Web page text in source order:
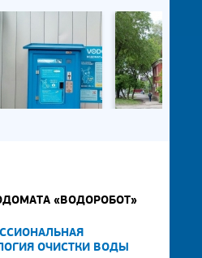
«ВОДОРОБОТ»
ОЧИСТКИ ВОДЫ